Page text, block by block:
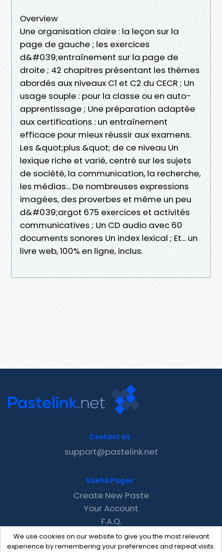
Overview
Une organisation claire : la leçon sur la
page de gauche ; les exercices
d&#039;entraînement sur la page de
droite ; 42 chapitres présentant les thèmes
abordés aux niveaux C1 et C2 du CECR ; Un
usage souple : pour la classe ou en auto-
apprentissage ; Une préparation adaptée
aux certifications : un entraînement
efficace pour mieux réussir aux examens.
Les &quot;plus &quot; de ce niveau Un
lexique riche et varié, centré sur les sujets
de société, la communication, la recherche,
les médias... De nombreuses expressions
imagées, des proverbes et même un peu
d&#039;argot 675 exercices et activités
communicatives ; Un CD audio avec 60
documents sonores Un index lexical ; Et... un
livre web, 100% en ligne, inclus.
We use cookies on our website to give you the most relevant
experience by remembering your preferences and repeat visits.
Contact Us
support@pastelink.net
Useful Pages
Create New Paste
Your Account
F.A.Q.
Recent
Contact